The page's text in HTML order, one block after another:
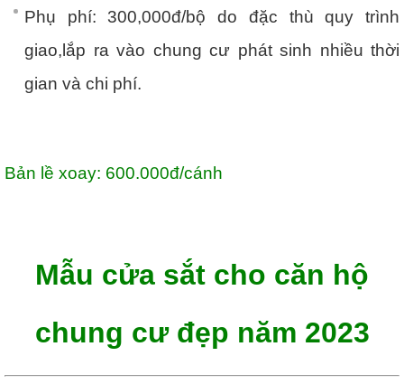
Phụ phí: 300,000đ/bộ do đặc thù quy trình
giao,lắp ra vào chung cư phát sinh nhiều thời
gian và chi phí.
Bản lề xoay: 600.000đ/cánh
Mẫu cửa sắt cho căn hộ
chung cư đẹp năm 2023